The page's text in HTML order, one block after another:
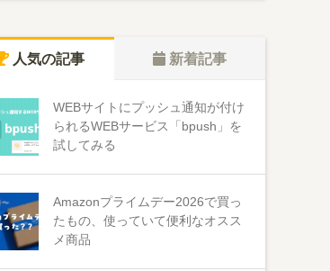
人気の記事 新着記事
WEBサイトにプッシュ通知が付け
られるWEBサービス「bpush」を
試してみる
Amazonプライムデー2026で買っ
たもの、使っていて便利なオスス
メ商品